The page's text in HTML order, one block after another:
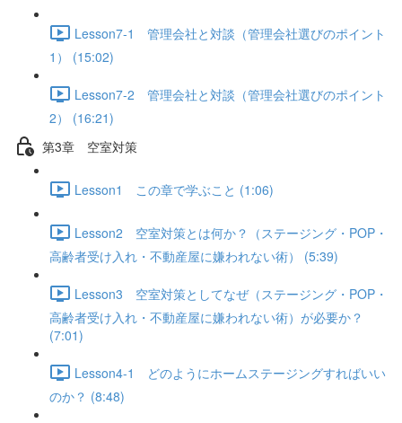
Lesson7-1 管理会社と対談（管理会社選びのポイント
1） (15:02)
Lesson7-2 管理会社と対談（管理会社選びのポイント
2） (16:21)
第3章 空室対策
Lesson1 この章で学ぶこと (1:06)
Lesson2 空室対策とは何か？（ステージング・POP・
高齢者受け入れ・不動産屋に嫌われない術） (5:39)
Lesson3 空室対策としてなぜ（ステージング・POP・
高齢者受け入れ・不動産屋に嫌われない術）が必要か？
(7:01)
Lesson4-1 どのようにホームステージングすればいい
のか？ (8:48)